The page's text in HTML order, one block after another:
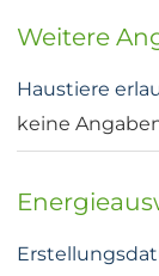
Weitere
Haustiere
keine